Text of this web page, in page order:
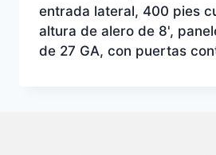
entrada lateral, 400 pies
altura de alero de 8',
de 27 GA, con puertas